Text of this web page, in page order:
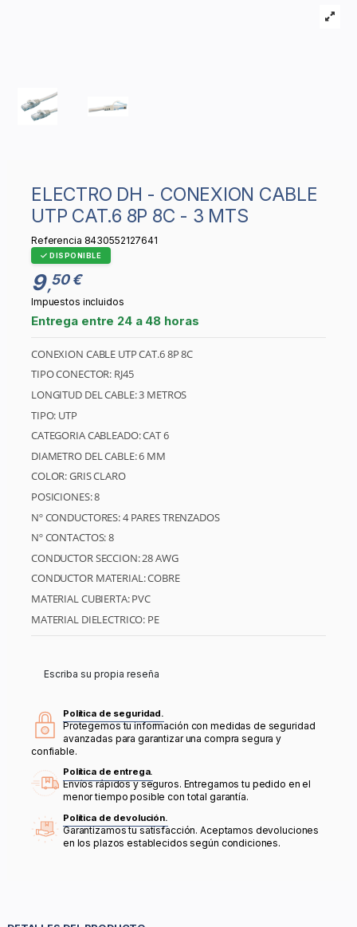
ELECTRO DH - CONEXION CABLE
UTP CAT.6 8P 8C - 3 MTS
Referencia 8430552127641
DISPONIBLE
9,50 €
Impuestos incluidos
Entrega entre 24 a 48 horas
CONEXION CABLE UTP CAT.6 8P 8C
TIPO CONECTOR: RJ45
LONGITUD DEL CABLE: 3 METROS
TIPO: UTP
CATEGORIA CABLEADO: CAT 6
DIAMETRO DEL CABLE: 6 MM
COLOR: GRIS CLARO
POSICIONES: 8
Nº CONDUCTORES: 4 PARES TRENZADOS
Nº CONTACTOS: 8
CONDUCTOR SECCION: 28 AWG
CONDUCTOR MATERIAL: COBRE
MATERIAL CUBIERTA: PVC
MATERIAL DIELECTRICO: PE
Escriba su propia reseña
Política de seguridad.
Protegemos tu información con medidas de seguridad
avanzadas para garantizar una compra segura y
confiable.
Política de entrega.
Envíos rápidos y seguros. Entregamos tu pedido en el
menor tiempo posible con total garantía.
Política de devolución.
Garantizamos tu satisfacción. Aceptamos devoluciones
en los plazos establecidos según condiciones.